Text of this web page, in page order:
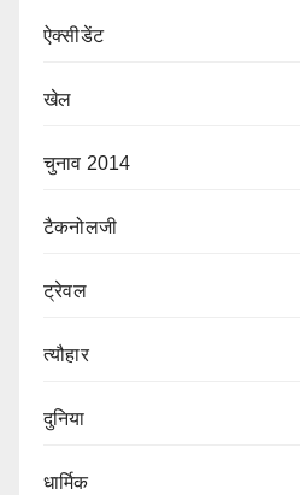
ऐक्सीडेंट
खेल
चुनाव 2014
टैकनोलजी
ट्रेवल
त्यौहार
दुनिया
धार्मिक